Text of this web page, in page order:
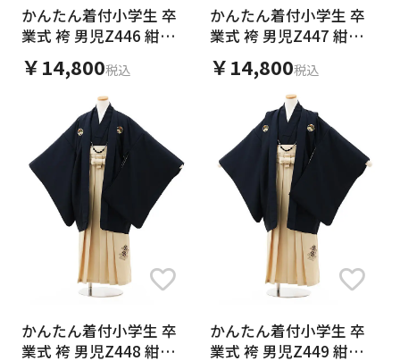
かんたん着付小学生 卒
業式 袴 男児Z446 紺紋
付×グレー
￥14,800税込
かんたん着付小学生 卒
業式 袴 男児Z447 紺紋
付×グレー
￥14,800税込
かんたん着付小学生 卒
業式 袴 男児Z448 紺紋
かんたん着付小学生 卒
業式 袴 男児Z449 紺紋
りませんでした。式当日はまさかの雪だったた
めブーツにしました。
肌着(ヒートテック)とタオルを用意すれば、あと
は全て揃っているため便利です。
ダンボールには返送用のヤマトの伝票や、ダン
ボールの封をするテープまで入っていてとても親
切で、バタバタの中 スムーズにお返しする事が
できました。
全てにおいてノンストレスで、思い出に残る卒
業式になりました。ありがとうございました。